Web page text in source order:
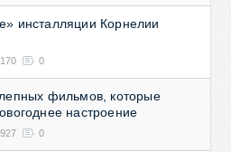
инсталляции Корнелии
0
фильмов, которые
настроение
0